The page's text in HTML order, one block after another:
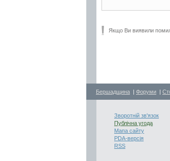
Якщо Ви виявили
Бершадщина | Форуми |
Зворотній зв'язок
Публічна угода
Мапа сайту
PDA-версія
RSS